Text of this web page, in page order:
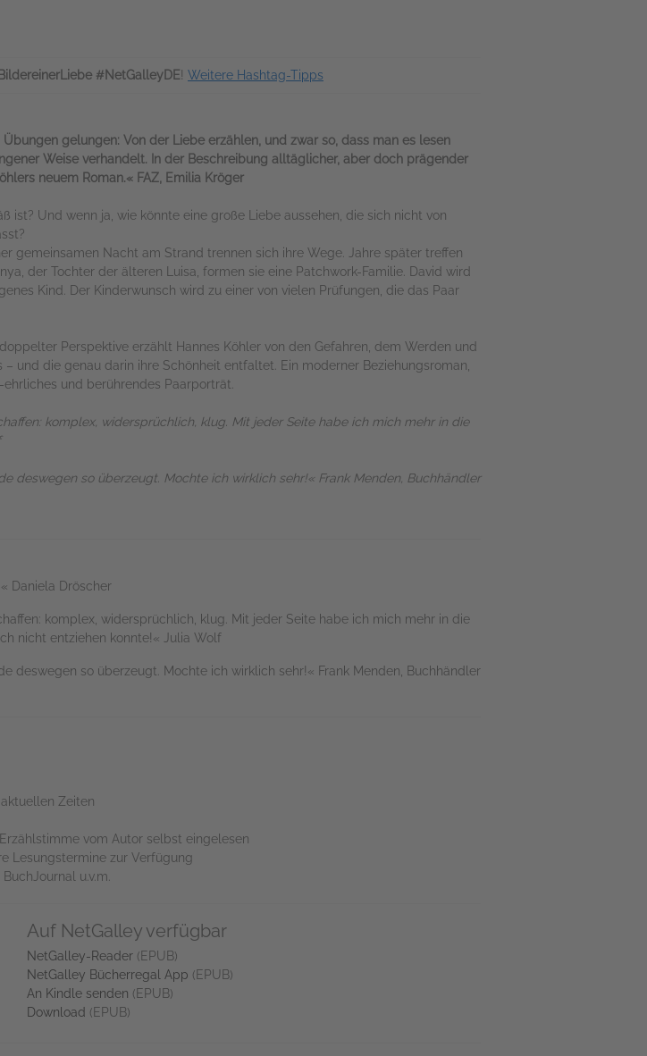
#NetGalleyDE! Weitere Hashtag-Tipps
gelungen: Von der Liebe erzählen, und zwar so, dass man es lesen
Weise verhandelt. In der Beschreibung alltäglicher, aber doch prägender
neuem Roman.« FAZ, Emilia Kröger
ist? Und wenn ja, wie könnte eine große Liebe aussehen, die sich nicht von
gemeinsamen Nacht am Strand trennen sich ihre Wege. Jahre später treffen
der Tochter der älteren Luisa, formen sie eine Patchwork-Familie. David wird
Kind. Der Kinderwunsch wird zu einer von vielen Prüfungen, die das Paar
Perspektive erzählt Hannes Köhler von den Gefahren, dem Werden und
und die genau darin ihre Schönheit entfaltet. Ein moderner Beziehungsroman,
und berührendes Paarporträt.
komplex, widersprüchlich, klug. Mit jeder Seite habe ich mich mehr in die
deswegen so überzeugt. Mochte ich wirklich sehr!« Frank Menden, Buchhändler
Daniela Dröscher
komplex, widersprüchlich, klug. Mit jeder Seite habe ich mich mehr in die
nicht entziehen konnte!« Julia Wolf
deswegen so überzeugt. Mochte ich wirklich sehr!« Frank Menden, Buchhändler
Zeiten
vom Autor selbst eingelesen
Lesungstermine zur Verfügung
u.v.m.
Auf NetGalley verfügbar
NetGalley-Reader (EPUB)
NetGalley Bücherregal App (EPUB)
An Kindle senden (EPUB)
Download (EPUB)